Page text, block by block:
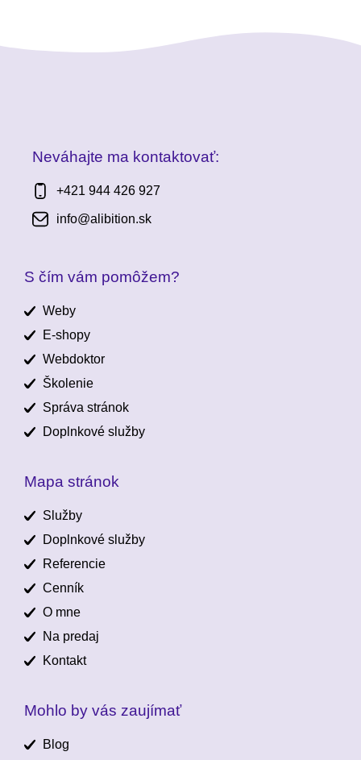
Neváhajte ma kontaktovať:
+421 944 426 927
info@alibition.sk
S čím vám pomôžem?
Weby
E-shopy
Webdoktor
Školenie
Správa stránok
Doplnkové služby
Mapa stránok
Služby
Doplnkové služby
Referencie
Cenník
O mne
Na predaj
Kontakt
Mohlo by vás zaujímať
Blog